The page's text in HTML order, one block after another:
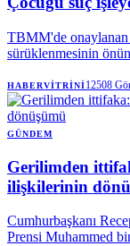
TBMM'de onaylanan
sürüklenmesinin
belirlerken, bakım
yıla kadar hapis
HABERVITRINI12508
GÜNDEM
Gerilimden
ilişkilerinin
Cumhurbaşkanı
Prensi Muhammed